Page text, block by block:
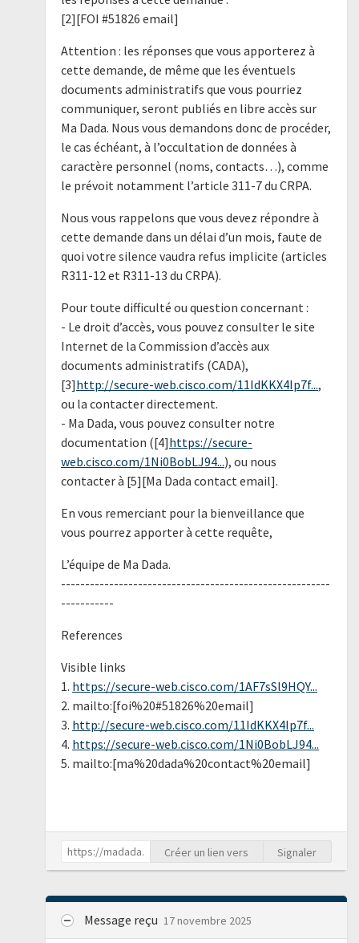
[2][FOI #51826 email]
Attention : les réponses que vous apporterez à
cette demande, de même que les éventuels
documents administratifs que vous pourriez
communiquer, seront publiés en libre accès sur
Ma Dada. Nous vous demandons donc de procéder,
le cas échéant, à l’occultation de données à
caractère personnel (noms, contacts…), comme
le prévoit notamment l’article 311-7 du CRPA.
Nous vous rappelons que vous devez répondre à
cette demande dans un délai d’un mois, faute de
quoi votre silence vaudra refus implicite (articles
R311-12 et R311-13 du CRPA).
Pour toute difficulté ou question concernant :
- Le droit d’accès, vous pouvez consulter le site
Internet de la Commission d’accès aux
documents administratifs (CADA),
[3]http://secure-web.cisco.com/11IdKKX4Ip7f...,
ou la contacter directement.
- Ma Dada, vous pouvez consulter notre
documentation ([4]https://secure-
web.cisco.com/1Ni0BobLJ94...), ou nous
contacter à [5][Ma Dada contact email].
En vous remerciant pour la bienveillance que
vous pourrez apporter à cette requête,
L’équipe de Ma Dada.
--------------------------------------------------------
-----------
References
Visible links
1. https://secure-web.cisco.com/1AF7sSl9HQY...
2. mailto:[foi%20#51826%20email]
3. http://secure-web.cisco.com/11IdKKX4Ip7f...
4. https://secure-web.cisco.com/1Ni0BobLJ94...
5. mailto:[ma%20dada%20contact%20email]
Créer un lien vers Signaler
Message reçu 17 novembre 2025